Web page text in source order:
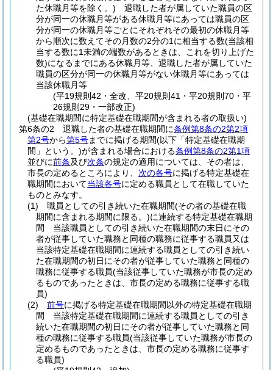
た休職月等を除く。) 退職した者が属していた職員の区
分が同一の休職月等がある休職月等にあっては職員の区
分が同一の休職月等ごとにそれぞれその最初の休職月等
から順次に数えてその月数の2分の1に相当する数(当該相
当する数に1未満の端数があるときは、これを切り上げた
数)になるまでにある休職月等、退職した者が属していた
職員の区分が同一の休職月等がない休職月等にあっては
当該休職月等
(平19規則42・全改、平20規則41・平20規則70・平
26規則29・一部改正)
(基礎在職期間に特定基礎在職期間が含まれる者の取扱い)
第6条の2
退職した者の基礎在職期間に条例第8条の2第2項
第2号から第5号までに掲げる期間(以下「特定基礎在職期
間」という。)が含まれる場合における条例第8条の2第1項
並びに前条及び次条の規定の適用については、その者は、
市長の定めるところにより、 次の各号に掲げる特定基礎在
職期間において当該各号に定める職員として在職していた
ものとみなす。
(1)
職員としての引き続いた在職期間(その者の基礎在職
期間に含まれる期間に限る。)に連続する特定基礎在職期
間 当該職員としての引き続いた在職期間の末日にその
者が従事していた職務と同種の職務に従事する職員又は
当該特定基礎在職期間に連続する職員としての引き続い
た在職期間の初日にその者が従事していた職務と同種の
職務に従事する職員(当該従事していた職務が市長の定め
るものであったときは、市長の定める職務に従事する職
員)
(2)
前号に掲げる特定基礎在職期間以外の特定基礎在職期
間 当該特定基礎在職期間に連続する職員としての引き
続いた在職期間の初日にその者が従事していた職務と同
種の職務に従事する職員(当該従事していた職務が市長の
定めるものであったときは、市長の定める職務に従事す
る職員)